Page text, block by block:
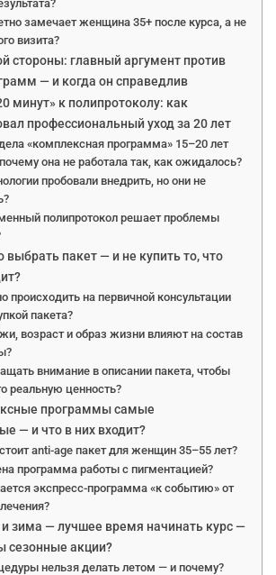
замечает женщина 35+ после курса, а не
визита?
стороны: главный аргумент против
— и когда он справедлив
минут» к полипротоколу: как
профессиональный уход за 20 лет
«комплексная программа» 15–20 лет
она не работала так, как ожидалось?
пробовали внедрить, но они не
полипротокол решает проблемы
выбрать пакет — и не купить то, что
происходить на первичной консультации
пакета?
возраст и образ жизни влияют на состав
внимание в описании пакета, чтобы
реальную ценность?
программы самые
— и что в них входит?
anti-age пакет для женщин 35–55 лет?
программа работы с пигментацией?
экспресс-программа «к событию» от
зима — лучшее время начинать курс —
сезонные акции?
нельзя делать летом — и почему?